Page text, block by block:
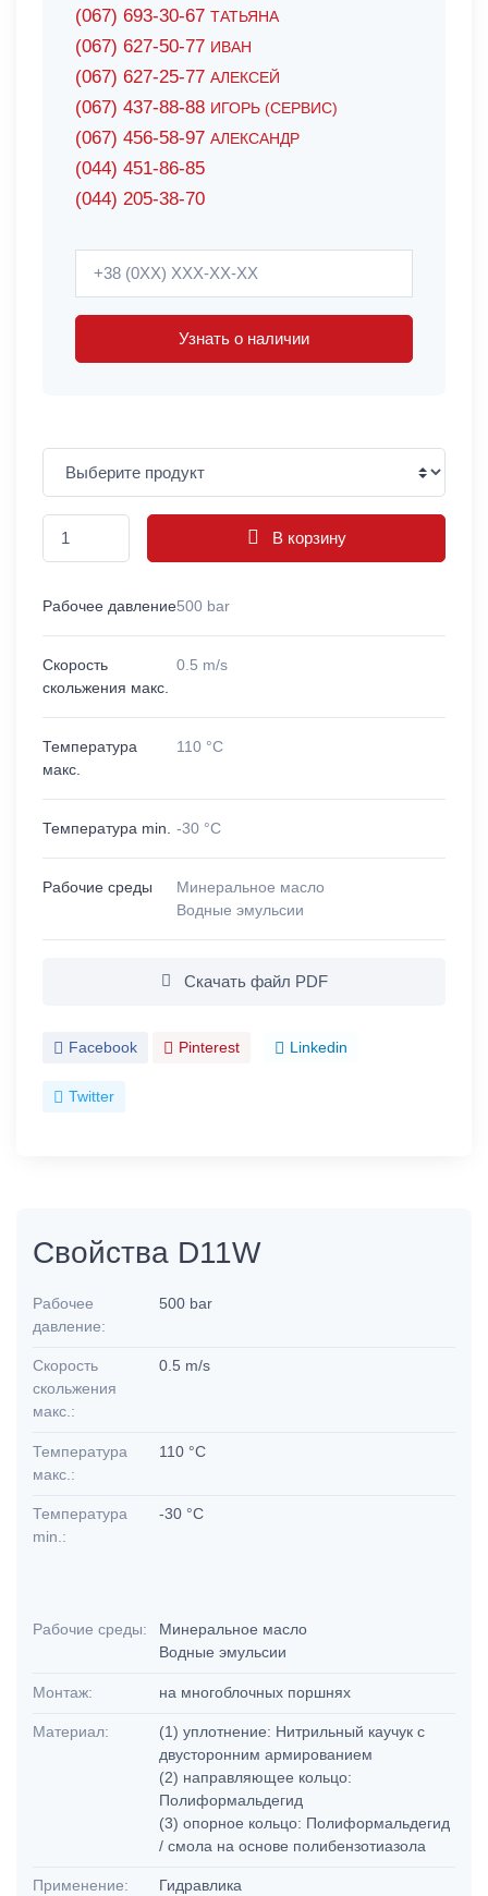
(067) 693-30-67 ТАТЬЯНА
(067) 627-50-77 ИВАН
(067) 627-25-77 АЛЕКСЕЙ
(067) 437-88-88 ИГОРЬ (СЕРВИС)
(067) 456-58-97 АЛЕКСАНДР
(044) 451-86-85
(044) 205-38-70
Узнать о наличии
В корзину
Рабочее давление500 bar
Скорость
скольжения макс.
0.5 m/s
Температура
макс.
110 °C
Температура min. -30 °C
Рабочие среды
Минеральное масло
Водные эмульсии
Скачать файл PDF
Facebook Pinterest Linkedin
Twitter
Свойства D11W
Рабочее
давление:
500 bar
Скорость
скольжения
макс.:
0.5 m/s
Температура
макс.:
110 °C
Температура
min.:
-30 °C
Рабочие среды:
Минеральное масло
Водные эмульсии
Монтаж: на многоблочных поршнях
Материал:
(1) уплотнение: Нитрильный каучук с
двусторонним армированием
(2) направляющее кольцо:
Полиформальдегид
(3) опорное кольцо: Полиформальдегид
/ смола на основе полибензотиазола
Применение: Гидравлика